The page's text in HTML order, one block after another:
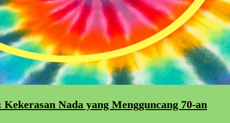
Nada yang Mengguncang 70-an